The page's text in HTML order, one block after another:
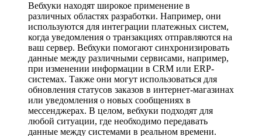
Вебхуки находят широкое применение в
различных областях разработки. Например, они
используются для интеграции платежных систем,
когда уведомления о транзакциях отправляются на
ваш сервер. Вебхуки помогают синхронизировать
данные между различными сервисами, например,
при изменении информации в CRM или ERP-
системах. Также они могут использоваться для
обновления статусов заказов в интернет-магазинах
или уведомления о новых сообщениях в
мессенджерах. В целом, вебхуки подходят для
любой ситуации, где необходимо передавать
данные между системами в реальном времени.